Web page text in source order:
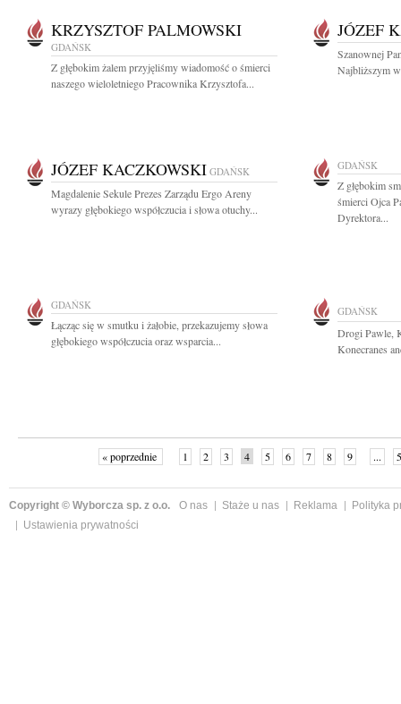
KRZYSZTOF PALMOWSKI
GDAŃSK
Z głębokim żalem przyjęliśmy wiadomość o śmierci
naszego wieloletniego Pracownika Krzysztofa...
JÓZEF
Szanownej
Najbliższym
JÓZEF KACZKOWSKI GDAŃSK
Magdalenie Sekule Prezes Zarządu Ergo Areny
wyrazy głębokiego współczucia i słowa otuchy...
GDAŃSK
Z głębokim
śmierci Ojca
Dyrektora...
GDAŃSK
Łącząc się w smutku i żałobie, przekazujemy słowa
głębokiego współczucia oraz wsparcia...
GDAŃSK
Drogi Pawle,
Konecranes
« poprzednie 1 2 3 4 5 6 7 8 9 ...
Copyright © Wyborcza sp. z o.o. O nas Staże u nas Reklama
Polityka
Ustawienia prywatności